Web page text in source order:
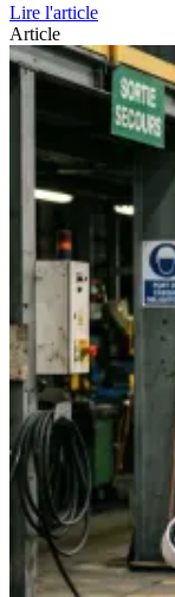
Lire l'article
Article